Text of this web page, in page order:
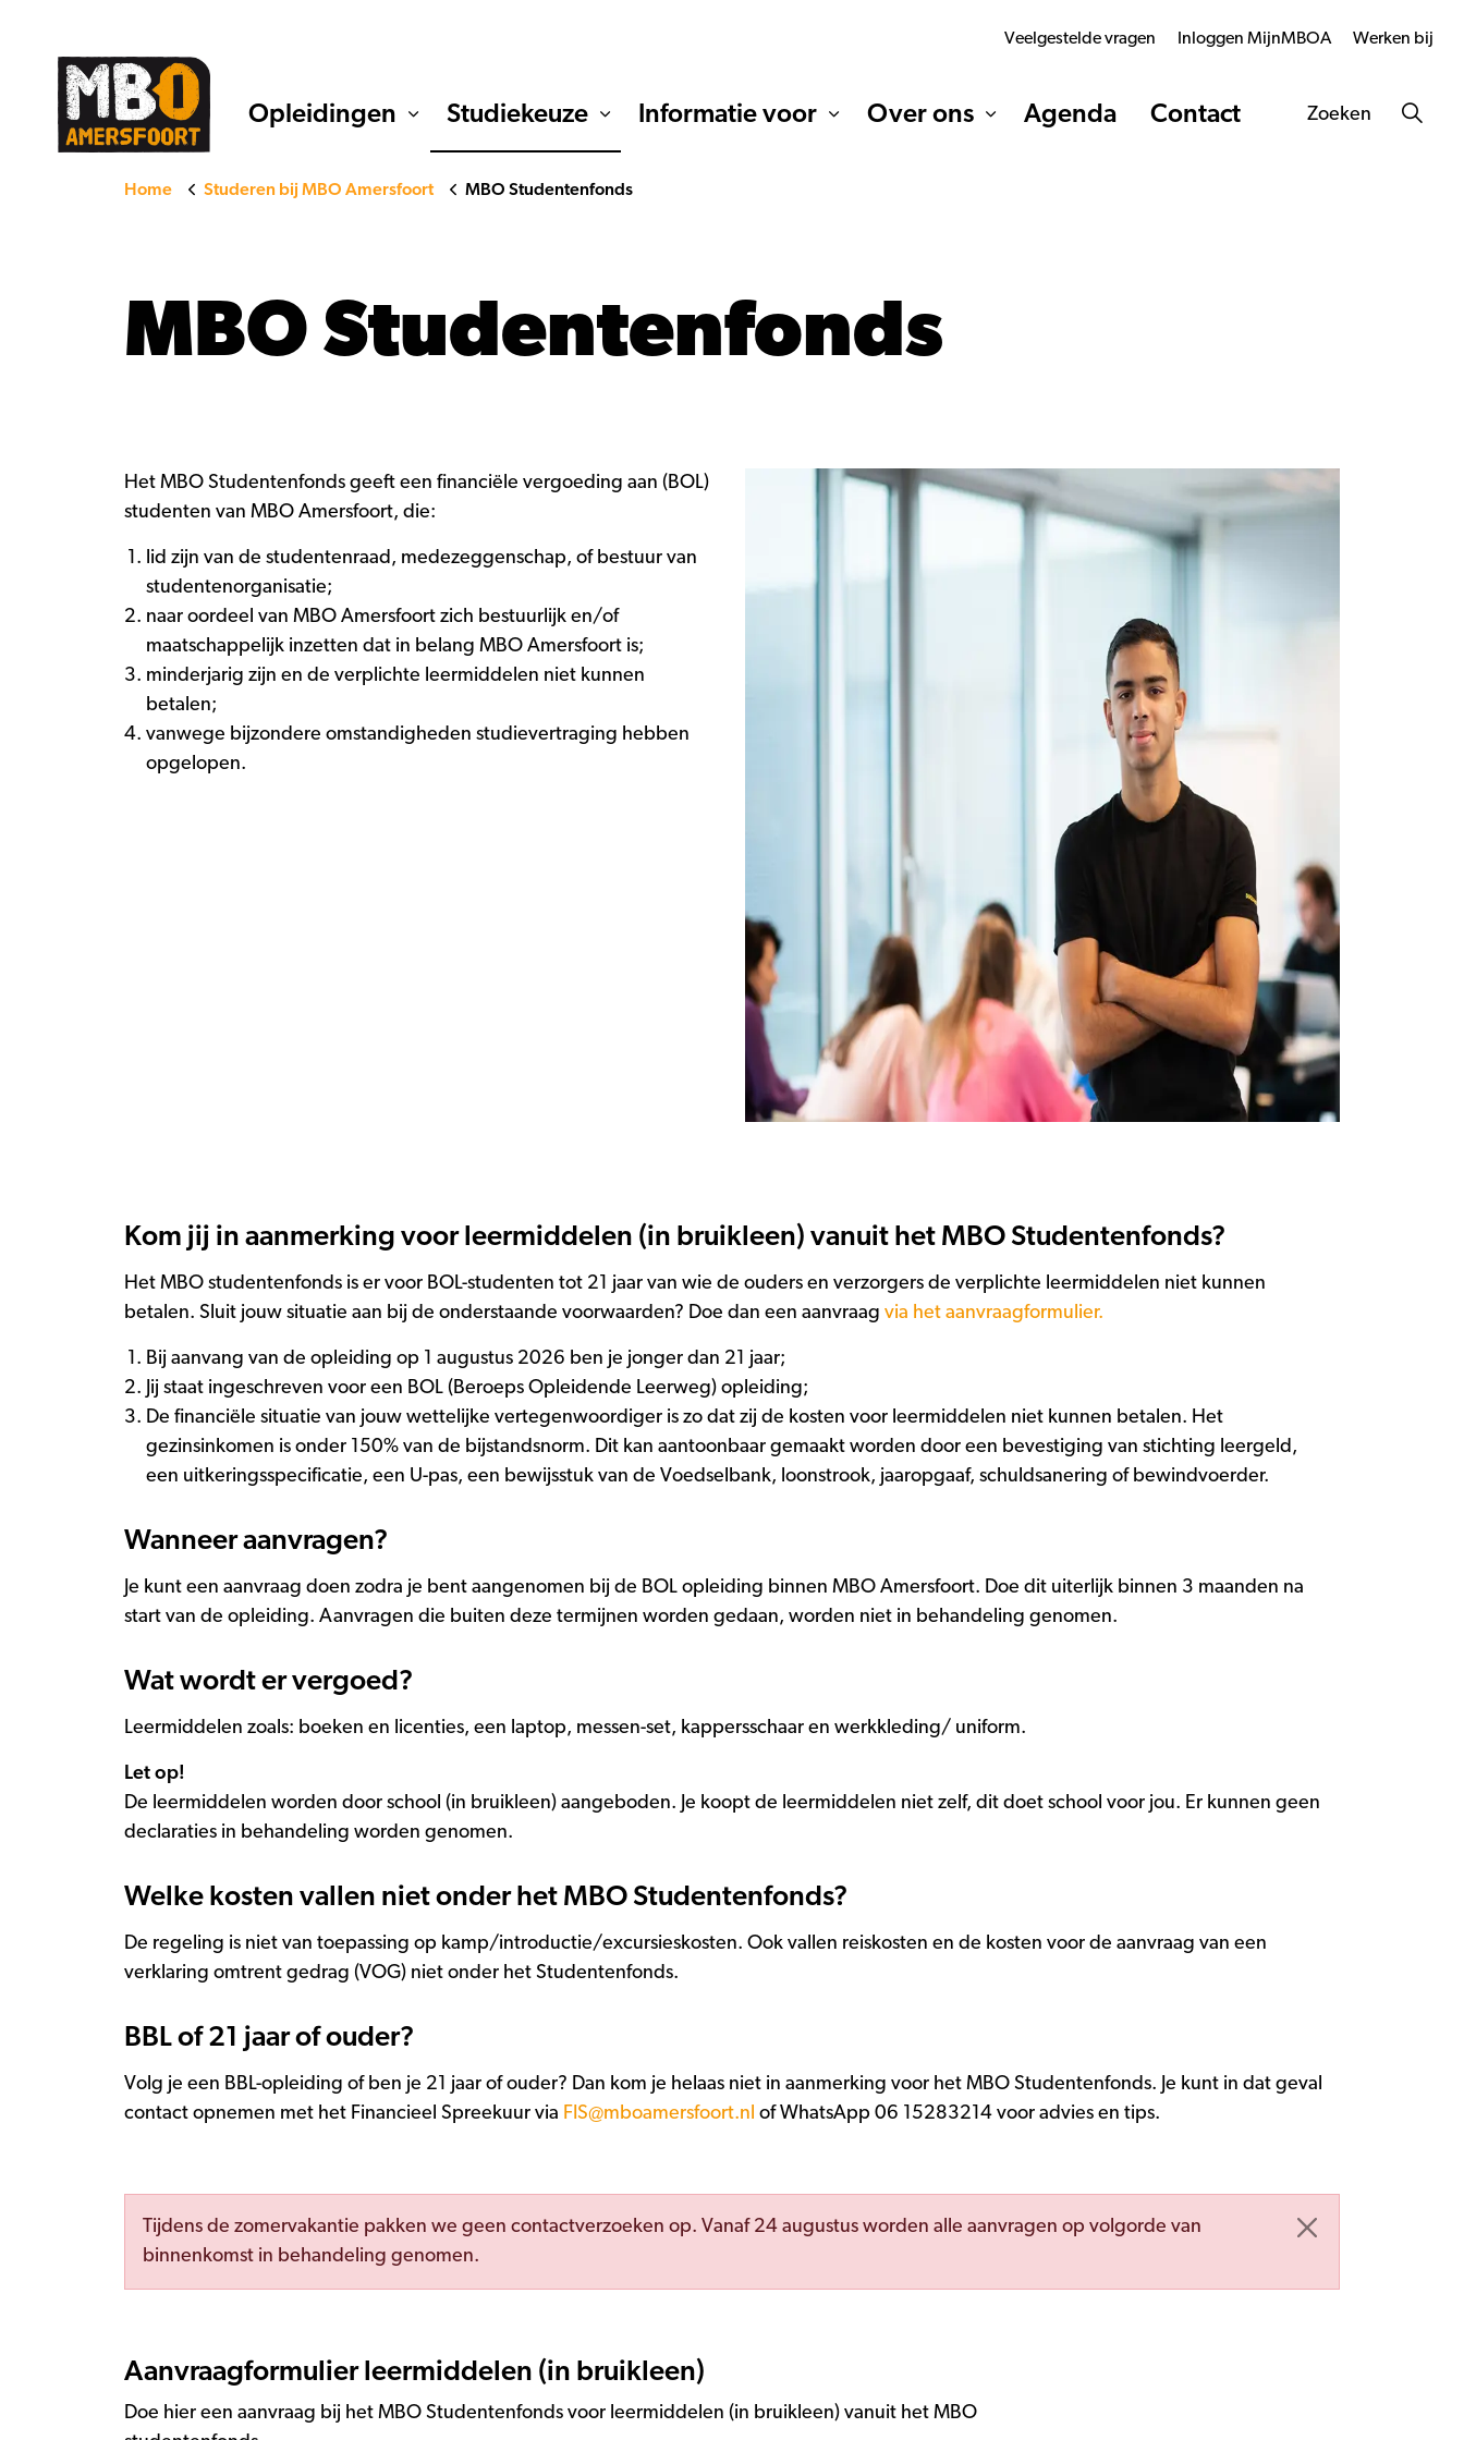
Opleidingen Studiekeuze Informatie voor Over ons Agenda Contact
Veelgestelde vragen Inloggen MijnMBOA Werken bij
Zoeken
Home Studeren bij MBO Amersfoort MBO Studentenfonds
MBO Studentenfonds
Het MBO Studentenfonds geeft een financiële vergoeding aan (BOL)
studenten van MBO Amersfoort, die:
lid zijn van de studentenraad, medezeggenschap, of bestuur van
studentenorganisatie;
naar oordeel van MBO Amersfoort zich bestuurlijk en/of
maatschappelijk inzetten dat in belang MBO Amersfoort is;
minderjarig zijn en de verplichte leermiddelen niet kunnen
betalen;
vanwege bijzondere omstandigheden studievertraging hebben
opgelopen.
Kom jij in aanmerking voor leermiddelen (in bruikleen) vanuit het MBO Studentenfonds?
Het MBO studentenfonds is er voor BOL-studenten tot 21 jaar van wie de ouders en verzorgers de verplichte leermiddelen niet kunnen
betalen. Sluit jouw situatie aan bij de onderstaande voorwaarden? Doe dan een aanvraag via het aanvraagformulier.
Bij aanvang van de opleiding op 1 augustus 2026 ben je jonger dan 21 jaar;
Jij staat ingeschreven voor een BOL (Beroeps Opleidende Leerweg) opleiding;
De financiële situatie van jouw wettelijke vertegenwoordiger is zo dat zij de kosten voor leermiddelen niet kunnen betalen. Het
gezinsinkomen is onder 150% van de bijstandsnorm. Dit kan aantoonbaar gemaakt worden door een bevestiging van stichting leergeld,
een uitkeringsspecificatie, een U-pas, een bewijsstuk van de Voedselbank, loonstrook, jaaropgaaf, schuldsanering of bewindvoerder.
Wanneer aanvragen?
Je kunt een aanvraag doen zodra je bent aangenomen bij de BOL opleiding binnen MBO Amersfoort. Doe dit uiterlijk binnen 3 maanden na
start van de opleiding. Aanvragen die buiten deze termijnen worden gedaan, worden niet in behandeling genomen.
Wat wordt er vergoed?
Leermiddelen zoals: boeken en licenties, een laptop, messen-set, kappersschaar en werkkleding/ uniform.
Let op!
De leermiddelen worden door school (in bruikleen) aangeboden. Je koopt de leermiddelen niet zelf, dit doet school voor jou. Er kunnen geen
declaraties in behandeling worden genomen.
Welke kosten vallen niet onder het MBO Studentenfonds?
De regeling is niet van toepassing op kamp/introductie/excursieskosten. Ook vallen reiskosten en de kosten voor de aanvraag van een
verklaring omtrent gedrag (VOG) niet onder het Studentenfonds.
BBL of 21 jaar of ouder?
Volg je een BBL-opleiding of ben je 21 jaar of ouder? Dan kom je helaas niet in aanmerking voor het MBO Studentenfonds. Je kunt in dat geval
contact opnemen met het Financieel Spreekuur via FIS@mboamersfoort.nl of WhatsApp 06 15283214 voor advies en tips.
Tijdens de zomervakantie pakken we geen contactverzoeken op. Vanaf 24 augustus worden alle aanvragen op volgorde van
binnenkomst in behandeling genomen.
Aanvraagformulier leermiddelen (in bruikleen)
Doe hier een aanvraag bij het MBO Studentenfonds voor leermiddelen (in bruikleen) vanuit het MBO